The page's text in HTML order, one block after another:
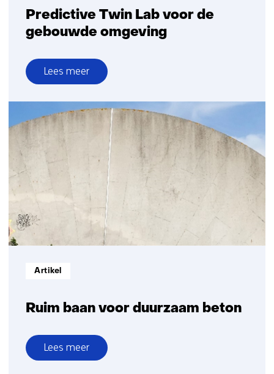
Predictive Twin Lab voor de
gebouwde omgeving
Lees meer
over
Predictive
Twin
Lab
gebouwde
Ruim baan voor duurzaam beton
Informatietype:
Artikel
Lees meer
over